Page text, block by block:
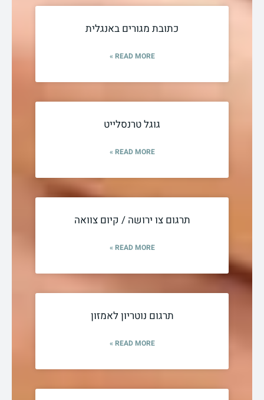
כתובת מגורים באנגלית
READ MORE »
גוגל טרנסלייט
READ MORE »
תרגום צו ירושה / קיום צוואה
READ MORE »
תרגום נוטריון לאמזון
READ MORE »